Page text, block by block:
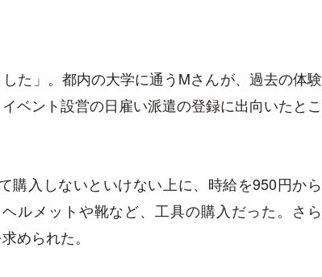
た」。都内の大学に通うMさんが、過去の体験
ベント設営の日雇い派遣の登録に出向いたとこ
購入しないといけない上に、時給を950円から
ルメットや靴など、工具の購入だった。さら
められた。